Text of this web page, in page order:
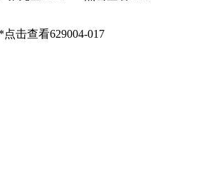
点击查看629004-017